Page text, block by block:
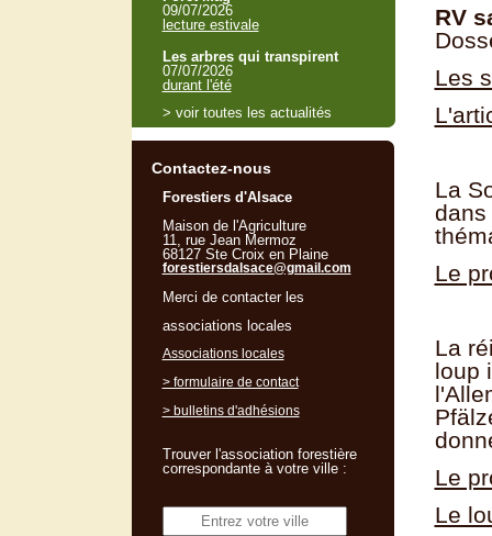
RV
Les
La
dans
Le
La
loup
Le
Le
09/07/2026
lecture estivale
Les arbres qui transpirent
07/07/2026
durant l'été
> voir toutes les actualités
Contactez-nous
Forestiers d'Alsace
Maison de l'Agriculture
11, rue Jean Mermoz
68127 Ste Croix en Plaine
forestiersdalsace@gmail.com
Merci de contacter les
associations locales
Associations locales
> formulaire de contact
> bulletins d'adhésions
Trouver l'association forestière
correspondante à votre ville :